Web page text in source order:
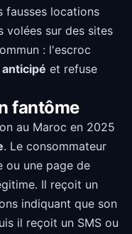
fausses locations
volées sur des sites
: l'escroc
et refuse
fantôme
au Maroc en 2025
. Le consommateur
ou une page de
Il reçoit un
indiquant que son
il reçoit un SMS ou